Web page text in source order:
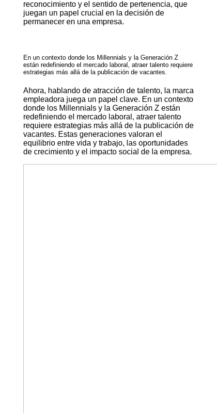
reconocimiento y el sentido de pertenencia, que
juegan un papel crucial en la decisión de
permanecer en una empresa.
En un contexto donde los Millennials y la Generación Z
están redefiniendo el mercado laboral, atraer talento requiere
estrategias más allá de la publicación de vacantes.
Ahora, hablando de atracción de talento, la marca
empleadora juega un papel clave. En un contexto
donde los Millennials y la Generación Z están
redefiniendo el mercado laboral, atraer talento
requiere estrategias más allá de la publicación de
vacantes. Estas generaciones valoran el
equilibrio entre vida y trabajo, las oportunidades
de crecimiento y el impacto social de la empresa.